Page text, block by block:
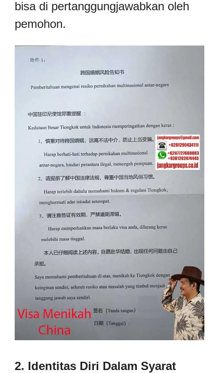
bisa di pertanggungjawabkan oleh
pemohon.
2. Identitas Diri Dalam Syarat